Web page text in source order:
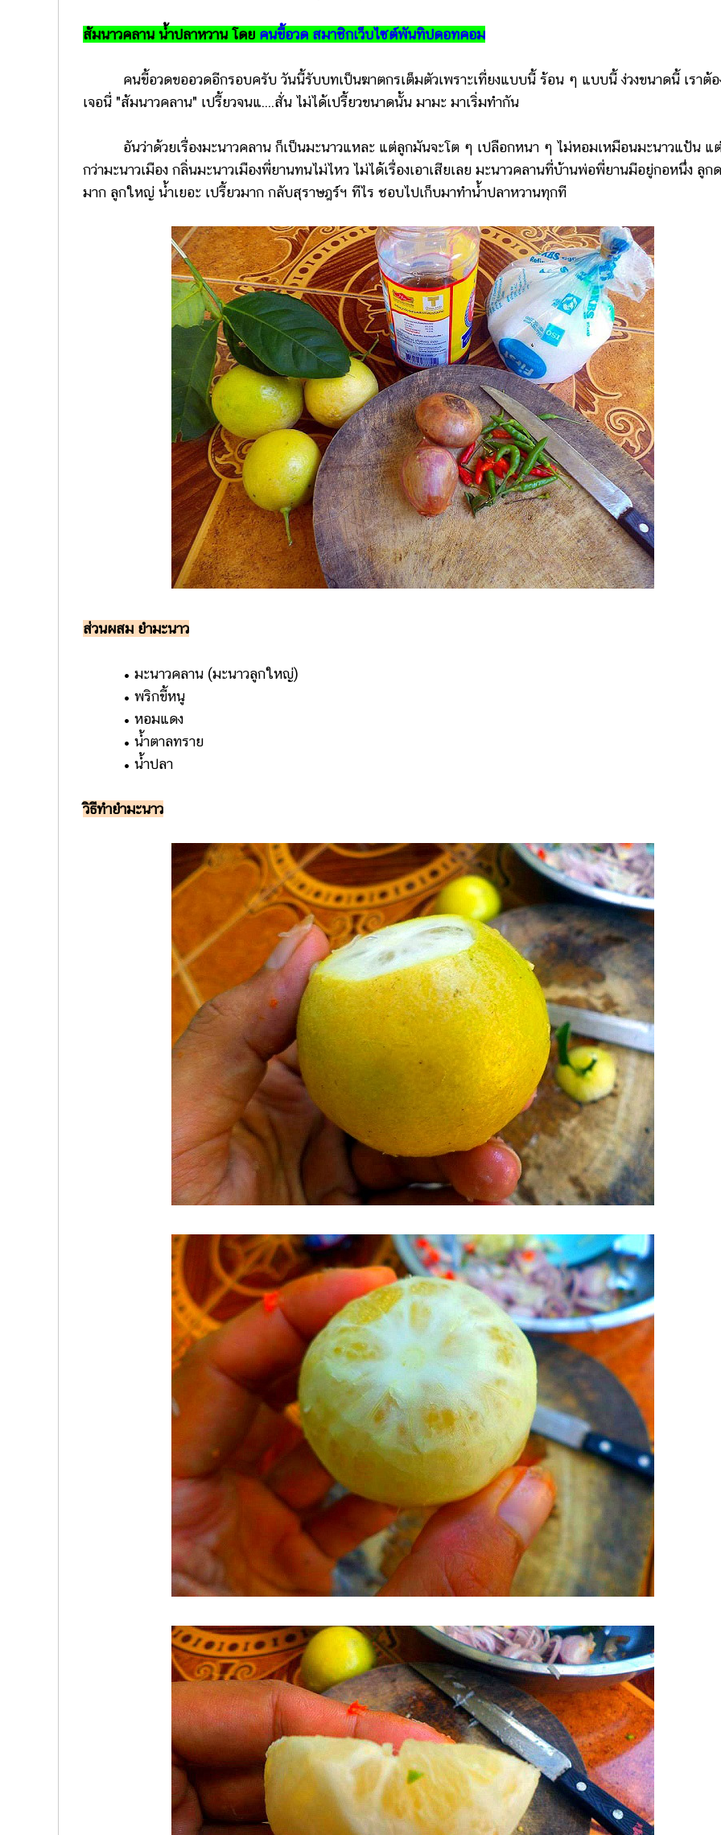
ส้มนาวคลาน น้ำปลาหวาน โดย คนขี้อวด สมาชิกเว็บไซต์พันทิปดอทคอม
คนขี้อวดขออวดอีกรอบครับ วันนี้รับบทเป็นฆาตกรเต็มตัวเพราะเที่ยงแบบนี้ ร้อน ๆ แบบนี้ ง่วงขนาดนี้ เราต้อ
เจอนี่ "ส้มนาวคลาน" เปรี้ยวจนแ....สั่น ไม่ได้เปรี้ยวขนาดนั้น มามะ มาเริ่มทำกัน
อันว่าด้วยเรื่องมะนาวคลาน ก็เป็นมะนาวแหละ แต่ลูกมันจะโต ๆ เปลือกหนา ๆ ไม่หอมเหมือนมะนาวแป้น แ
กว่ามะนาวเมือง กลิ่นมะนาวเมืองพี่ยานทนไม่ไหว ไม่ได้เรื่องเอาเสียเลย มะนาวคลานที่บ้านพ่อพี่ยานมีอยู่กอหนึ่ง ลูก
มาก ลูกใหญ่ น้ำเยอะ เปรี้ยวมาก กลับสุราษฎร์ฯ ทีไร ชอบไปเก็บมาทำน้ำปลาหวานทุกที
ส่วนผสม ยำมะนาว
• มะนาวคลาน (มะนาวลูกใหญ่)
• พริกขี้หนู
• หอมแดง
• น้ำตาลทราย
• น้ำปลา
วิธีทำยำมะนาว